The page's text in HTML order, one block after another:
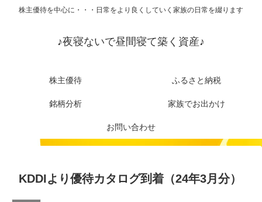
株主優待を中心に・・・日常をより良くしていく家族の日常を綴ります
♪夜寝ないで昼間寝て築く資産♪
株主優待 ふるさと納税
銘柄分析 家族でお出かけ
お問い合わせ
KDDIより優待カタログ到着（24年3月分）